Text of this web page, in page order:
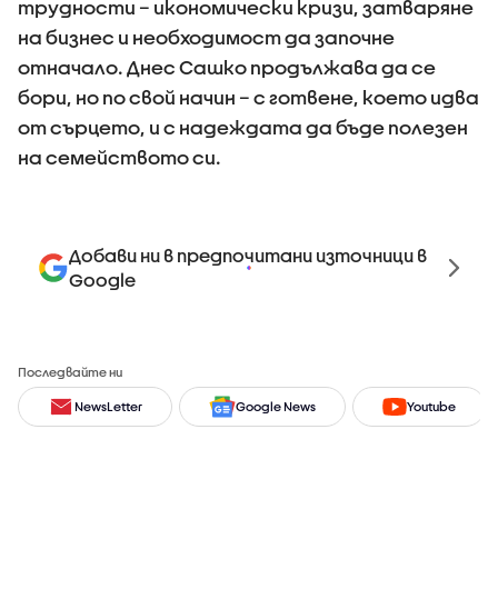
трудности – икономически кризи, затваряне
на бизнес и необходимост да започне
отначало. Днес Сашко продължава да се
бори, но по свой начин – с готвене, което идва
от сърцето, и с надеждата да бъде полезен
на семейството си.
Добави ни в предпочитани източници в
Google
Последвайте ни
NewsLetter Google News Youtube